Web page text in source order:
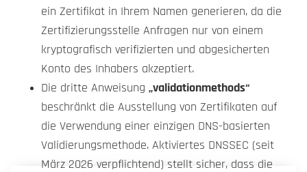
ein Zertifikat in Ihrem Namen generieren, da die
Zertifizierungsstelle Anfragen nur von einem
kryptografisch verifizierten und abgesicherten
Konto des Inhabers akzeptiert.
Die dritte Anweisung „validationmethods“
beschränkt die Ausstellung von Zertifikaten auf
die Verwendung einer einzigen DNS-basierten
Validierungsmethode. Aktiviertes DNSSEC (seit
März 2026 verpflichtend) stellt sicher, dass die